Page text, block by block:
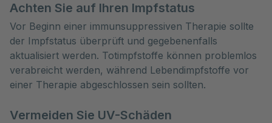
Achten Sie auf Ihren Impfstatus
Vor Beginn einer immunsuppressiven Therapie sollte
der Impfstatus überprüft und gegebenenfalls
aktualisiert werden. Totimpfstoffe können problemlos
verabreicht werden, während Lebendimpfstoffe vor
einer Therapie abgeschlossen sein sollten.
Vermeiden Sie UV-Schäden